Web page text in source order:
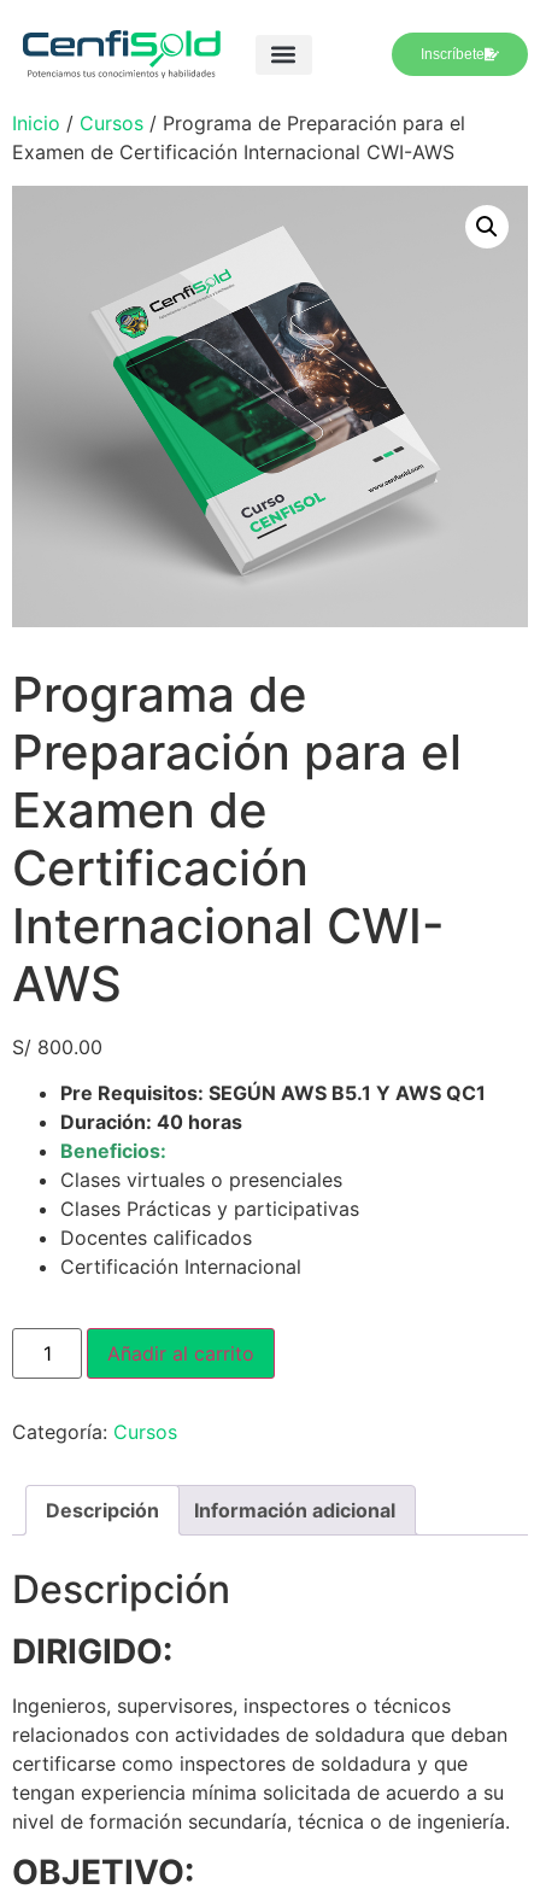
Inscríbete
Inicio / Cursos / Programa de Preparación para el
Examen de Certificación Internacional CWI-AWS
Programa de
Preparación para el
Examen de
Certificación
Internacional CWI-
AWS
S/ 800.00
Pre Requisitos: SEGÚN AWS B5.1 Y AWS QC1
Duración: 40 horas
Beneficios:
Clases virtuales o presenciales
Clases Prácticas y participativas
Docentes calificados
Certificación Internacional
Añadir al carrito
Categoría: Cursos
Descripción Información adicional
Descripción
DIRIGIDO:
Ingenieros, supervisores, inspectores o técnicos
relacionados con actividades de soldadura que deban
certificarse como inspectores de soldadura y que
tengan experiencia mínima solicitada de acuerdo a su
nivel de formación secundaría, técnica o de ingeniería.
OBJETIVO: